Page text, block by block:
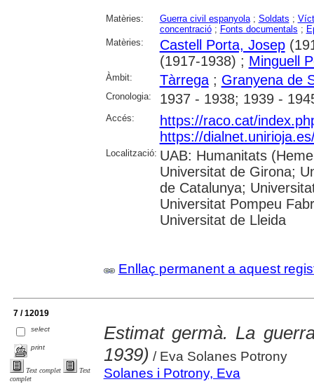
Matèries: Guerra civil espanyola; Soldats ;
concentració; Fonts documentals ;
Matèries:
Castell Porta, Josep
(1917-1938) ; Minguell
Àmbit: Tàrrega; Granyena de
Cronologia: 1937 - 1938; 1939 -
Accés:
https://raco.cat/
https://
Localització: UAB: Humanitats
Universitat de Girona;
de Catalunya;
Universitat Pompeu
Universitat de Lleida
Enllaç permanent a aquest
7 / 12019
select
print
Text complet
Text
complet
Estimat germà. La
1939) / Eva Solanes Potrony
Solanes i Potrony, Eva